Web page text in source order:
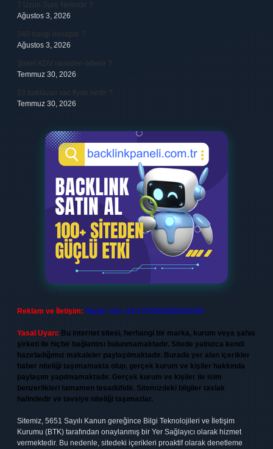
7 Uzun Sure Nelerdir ?
Ağustos 3, 2026
340 hangi hesaptır ?
Ağustos 3, 2026
Şirket KDV nereden ödenir ?
Temmuz 30, 2026
23 baklavalı sac fiyatı nedir ?
Temmuz 30, 2026
Reklam ve İletişim: Skype: live:.cid.575569c608265c69
Yasal Uyarı: Bu internet sitesi, herhangi bir marka, kurum veya şahıs
şirketi ile hiçbir bağlantısı bulunmamaktadır. Sitede yalnızca kendi
hazırladığımız makaleler paylaşılmaktadır. Burada yer alan içerikler
haber niteliği taşımamakta olup, gerçek kurum ve kişiler hakkında
paylaşım yapılmamaktadır. Gerçek kurum ve kişiler ile isim
benzerlikleri tamamen tesadüfidir. Sitemizdeki bilgiler taslak
halindedir ve tavsiye niteliği taşımazlar.
Sitemiz, 5651 Sayılı Kanun gereğince Bilgi Teknolojileri ve İletişim
Kurumu (BTK) tarafından onaylanmış bir Yer Sağlayıcı olarak hizmet
vermektedir. Bu nedenle, sitedeki içerikleri proaktif olarak denetleme